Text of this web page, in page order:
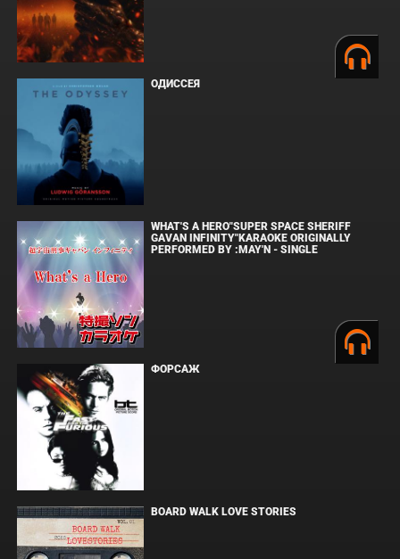
ОДИССЕЯ
WHAT'S A HERO"SUPER SPACE SHERIFF
GAVAN INFINITY"KARAOKE ORIGINALLY
PERFORMED BY :MAY'N - SINGLE
ФОРСАЖ
BOARD WALK LOVE STORIES